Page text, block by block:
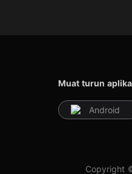
Muat turun
Android
Copyright